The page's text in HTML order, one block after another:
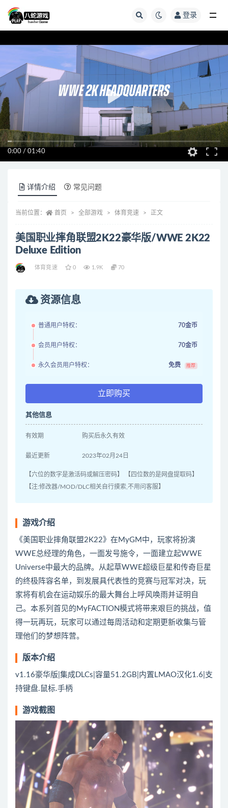
登录
0:00 / 01:40
详情介绍 常见问题
当前位置： 首页 全部游戏 体育竞速 正文
美国职业摔角联盟2K22豪华版/WWE 2K22
Deluxe Edition
体育竞速 0 1.9K 70
资源信息
普通用户特权： 70金币
会员用户特权： 70金币
永久会员用户特权： 免费 推荐
立即购买
其他信息
有效期 购买后永久有效
最近更新 2023年02月24日
【六位的数字是激活码或解压密码】 【四位数的是网盘提取码】
【注:修改器/MOD/DLC相关自行摸索,不用问客服】
游戏介绍
《美国职业摔角联盟2K22》在MyGM中，玩家将扮演
WWE总经理的角色，一面发号施令，一面建立起WWE
Universe中最大的品牌。从起草WWE超级巨星和传奇巨星
的终极阵容名单，到发展具代表性的竞赛与冠军对决，玩
家将有机会在运动娱乐的最大舞台上呼风唤雨并证明自
己。本系列首见的MyFACTION模式将带来艰巨的挑战，值
得一玩再玩，玩家可以通过每周活动和定期更新收集与管
理他们的梦想阵营。
版本介绍
v1.16豪华版|集成DLCs|容量51.2GB|内置LMAO汉化1.6|支
持键盘.鼠标.手柄
游戏截图